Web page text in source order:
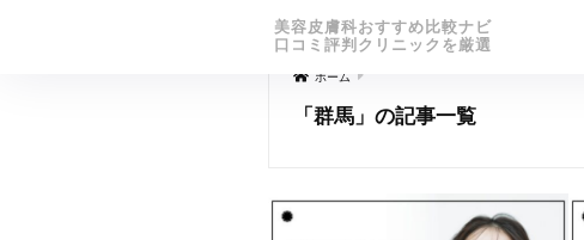
美容皮膚科おすすめ比較ナビ
口コミ評判クリニックを厳選
ホーム
「群馬」の記事一覧